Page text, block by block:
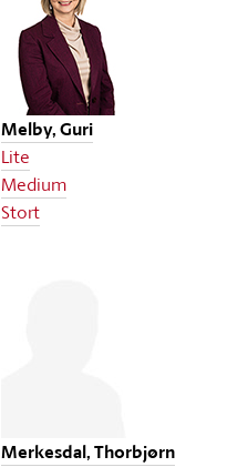
Melby, Guri
Lite
Medium
Stort
Merkesdal, Thorbjørn